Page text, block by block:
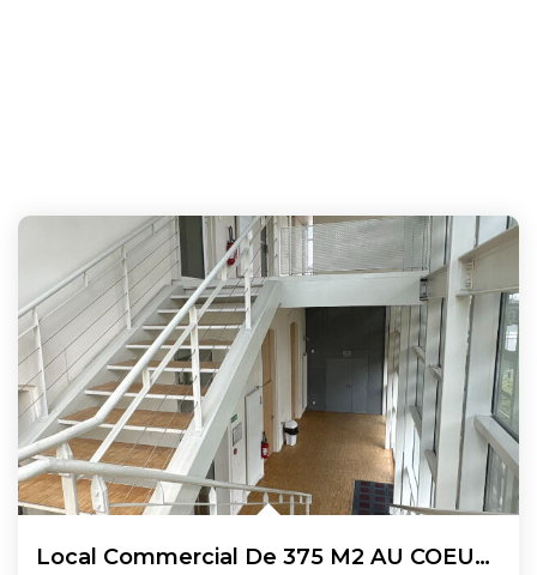
Local Commercial De 375 M2 AU COEUR DE NOGENT SUR OISE !!